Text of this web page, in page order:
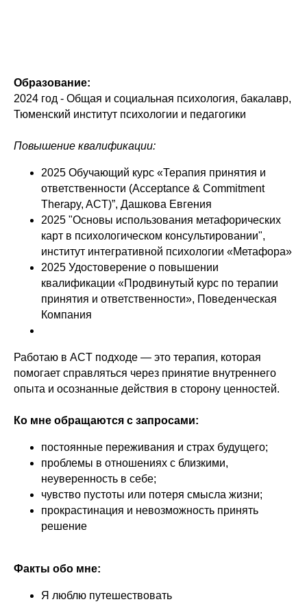
Образование:
2024 год - Общая и социальная психология, бакалавр,
Тюменский институт психологии и педагогики
Повышение квалификации:
2025 Обучающий курс «Терапия принятия и
ответственности (Acceptance & Commitment
Therapy, ACT)”, Дашкова Евгения
2025 "Основы использования метафорических
карт в психологическом консультировании",
институт интегративной психологии «Метафора»
2025 Удостоверение о повышении
квалификации «Продвинутый курс по терапии
принятия и ответственности», Поведенческая
Компания
Работаю в ACT подходе — это терапия, которая
помогает справляться через принятие внутреннего
опыта и осознанные действия в сторону ценностей.
Ко мне обращаются с запросами:
постоянные переживания и страх будущего;
проблемы в отношениях с близкими,
неуверенность в себе;
чувство пустоты или потеря смысла жизни;
прокрастинация и невозможность принять
решение
Факты обо мне:
Я люблю путешествовать